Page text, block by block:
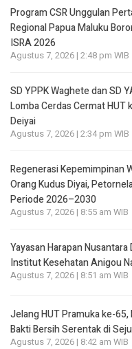
Program CSR Unggulan
Regional Papua Maluku
ISRA 2026
Agustus 7, 2026 | 2:48 pm WIB
SD YPPK Waghete dan SD
Lomba Cerdas Cermat HUT
Deiyai
Agustus 7, 2026 | 2:34 pm WIB
Regenerasi Kepemimpinan
Orang Kudus Diyai,
Periode 2026–2030
Agustus 7, 2026 | 8:55 am WIB
Yayasan Harapan
Institut Kesehatan Anigou
Agustus 7, 2026 | 8:51 am WIB
Jelang HUT Pramuka ke-65,
Bakti Bersih Serentak di
Agustus 7, 2026 | 8:42 am WIB